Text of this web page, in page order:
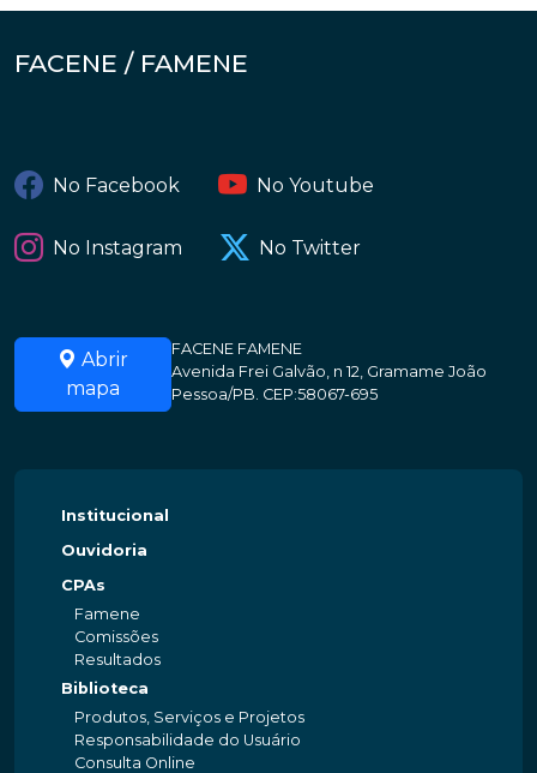
FACENE / FAMENE
No Facebook No Youtube
No Instagram No Twitter
Abrir
mapa
FACENE FAMENE
Avenida Frei Galvão, n 12, Gramame João
Pessoa/PB. CEP:58067-695
Institucional
Ouvidoria
CPAs
Famene
Comissões
Resultados
Biblioteca
Produtos, Serviços e Projetos
Responsabilidade do Usuário
Consulta Online